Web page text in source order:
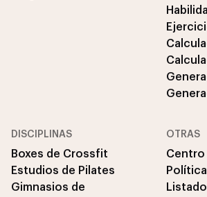
DISCIPLINAS
Boxes de Crossfit
Estudios de Pilates
Gimnasios de
OTRAS
Centro